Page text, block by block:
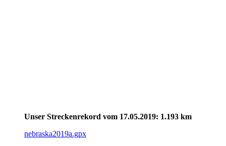
Unser Streckenrekord vom 17.05.2019: 1.193 km
nebraska2019a.gpx